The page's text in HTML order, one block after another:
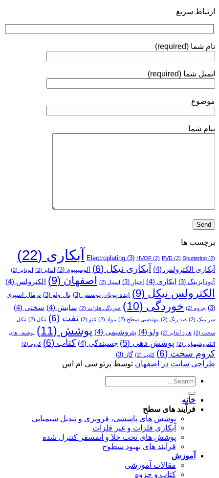
ولو
نیکل
ارتباط سریع
نام شما (required)
ایمیل شما (required)
موضوع
پیام شما
برچسب ها
Electroplating (3) HVOF (2) PVD (2) Sputtering (2) آبکاری (22)
آبکاری الکترولس (4) آبکاری نیکل (6) آلومینیوم (3) آندایز (2) آنودایز (2)
آنودایزینگ (3) ابکاری (4) اخبار (3) استیل (2) اصفهان (9) الکترولس (4)
الکترولس نیکل (9) ایده پویان پوشش (3) بال ولو (3)
ترمال اسپری
(3)
جزوه (2) خوردگی (10) خوردگی فلزات (2) سایش (4) سختی (4)
سرامیک (2) ضد زنگ (2) مهندسی سطح (2) مواد (2) نانو (2) نفت (6) نیکل (2) نیکل
سخت (2) هارد آندایز (2) ولو (4) پتروشیمی (4) پوشش (11)
پوشش­ های
الکتروشیمیایی (2) پوشش دهی (5) چسبندگی (4) کتاب (6) کروم (2)
کروم سخت (6) کلیپ (2) گاز (3)
طراحی سایت در اصفهان توسط پرتو سی ام اس
خانه
فرآیند های سطح
پوشش های پاششی، فروبری و تبدیل شیمیایی
آبکاری فلزات و غیر فلزات
پوشش های تحت خلا و اتمسفر کنترل شده
فرآیند های بهبود سطوح
آموزش
مقالات آموزشی
کتاب و جزوه